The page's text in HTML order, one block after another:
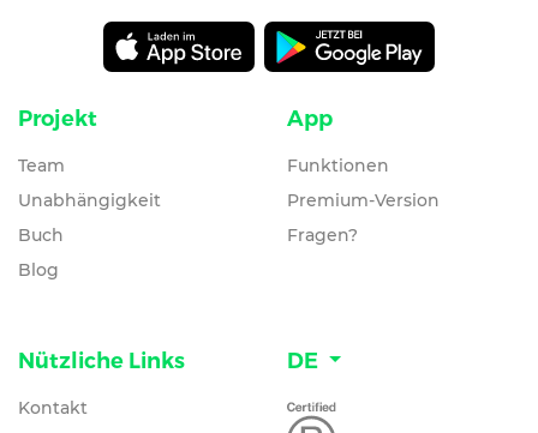
Projekt
Team
Unabhängigkeit
Buch
Blog
App
Funktionen
Premium-Version
Fragen?
Nützliche Links
Kontakt
DE